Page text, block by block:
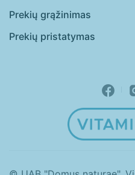
Prekių grąžinimas
Prekių pristatymas